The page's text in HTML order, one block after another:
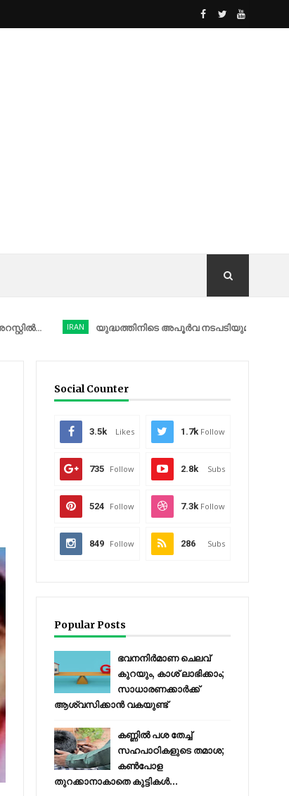
IRAN യുദ്ധത്തിനിടെ അപൂർവ നടപടിയുമായി യുഎസ്,
Social Counter
3.5k Likes 1.7k Follow
735 Follow 2.8k Subs
524 Follow 7.3k Follow
849 Follow 286 Subs
Popular Posts
ഭവനനിർമാണ ചെലവ്
കുറയും, കാശ് ലാഭിക്കാം;
സാധാരണക്കാർക്ക്
ആശ്വസിക്കാൻ വകയുണ്ട്
കണ്ണിൽ പശ തേച്ച്
സഹപാഠികളുടെ തമാശ;
കൺപോള
തുറക്കാനാകാതെ കുട്ടികൾ...